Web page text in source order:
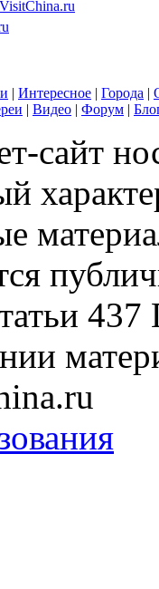
| Интересное | Города |
| Видео | Форум |
сайт
437